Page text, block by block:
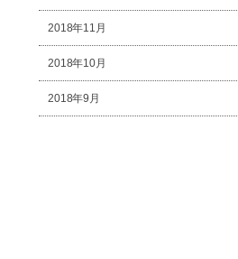
2018年11月
2018年10月
2018年9月